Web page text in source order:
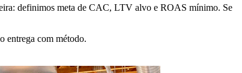
definimos meta de CAC, LTV alvo e ROAS mínimo. Se
entrega com método.